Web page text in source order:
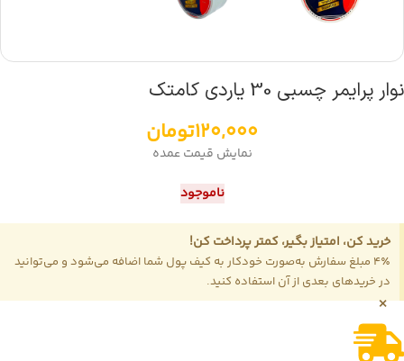
نوار پرایمر چسبی 30 یاردی کامتک
120,000تومان
نمایش قیمت عمده
ناموجود
خرید کن، امتیاز بگیر، کمتر پرداخت کن!
4٪ مبلغ سفارش به‌صورت خودکار به کیف پول شما اضافه می‌شود و می‌توانید
در خریدهای بعدی از آن استفاده کنید.
×